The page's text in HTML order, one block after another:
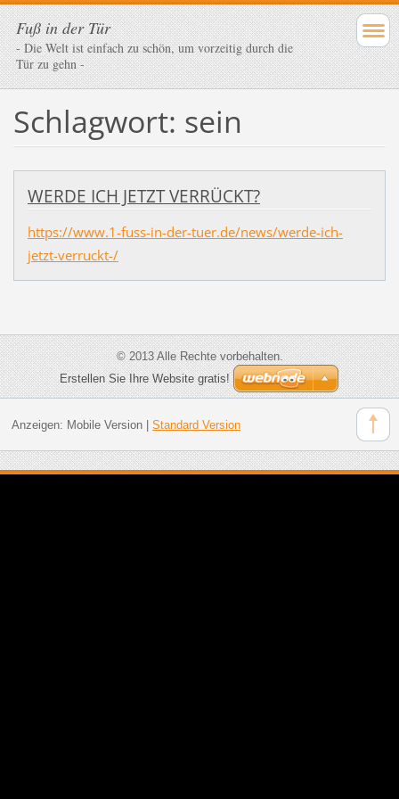
Fuß in der Tür
- Die Welt ist einfach zu schön, um vorzeitig durch die
Tür zu gehn -
Schlagwort: sein
WERDE ICH JETZT VERRÜCKT?
https://www.1-fuss-in-der-tuer.de/news/werde-ich-
jetzt-verruckt-/
© 2013 Alle Rechte vorbehalten.
Erstellen Sie Ihre Website gratis!
Anzeigen: Mobile Version| Standard Version